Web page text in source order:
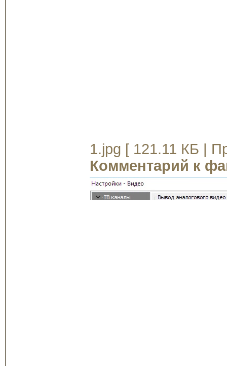
1.jpg [ 121.11 КБ |
Комментарий к